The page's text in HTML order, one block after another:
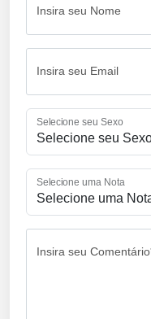
Insira seu Nome
Insira seu Email
Selecione seu Sexo
Selecione uma Nota
Insira seu